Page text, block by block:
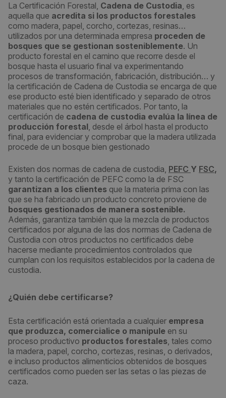
La Certificación Forestal, Cadena de Custodia, es
aquella que acredita si los productos forestales
como madera, papel, corcho, cortezas, resinas…
utilizados por una determinada empresa proceden de
bosques que se gestionan sosteniblemente. Un
producto forestal en el camino que recorre desde el
bosque hasta el usuario final va experimentando
procesos de transformación, fabricación, distribución… y
la certificación de Cadena de Custodia se encarga de que
ese producto esté bien identificado y separado de otros
materiales que no estén certificados. Por tanto, la
certificación de cadena de custodia evalúa la línea de
producción forestal, desde el árbol hasta el producto
final, para evidenciar y comprobar que la madera utilizada
procede de un bosque bien gestionado
Existen dos normas de cadena de custodia, PEFC Y FSC,
y tanto la certificación de PEFC como la de FSC
garantizan a los clientes que la materia prima con las
que se ha fabricado un producto concreto proviene de
bosques gestionados de manera sostenible.
Además, garantiza también que la mezcla de productos
certificados por alguna de las dos normas de Cadena de
Custodia con otros productos no certificados debe
hacerse mediante procedimientos controlados que
cumplan con los requisitos establecidos por la cadena de
custodia.
¿Quién debe certificarse?
Esta certificación está orientada a cualquier empresa
que produzca, comercialice o manipule en su
proceso productivo productos forestales, tales como
la madera, papel, corcho, cortezas, resinas, o derivados,
e incluso productos alimenticios obtenidos de bosques
certificados como pueden ser las setas o las piezas de
caza.